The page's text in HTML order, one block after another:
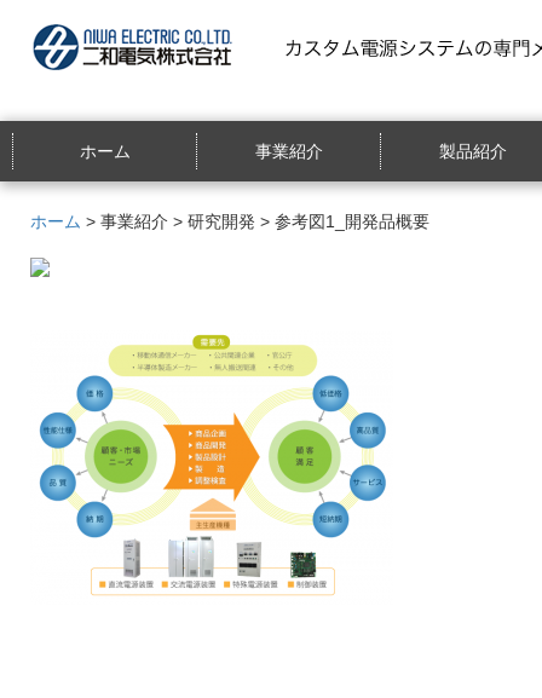
ホーム 事業紹介 製品紹介
ホーム > 事業紹介 > 研究開発 > 参考図1_開発品概要